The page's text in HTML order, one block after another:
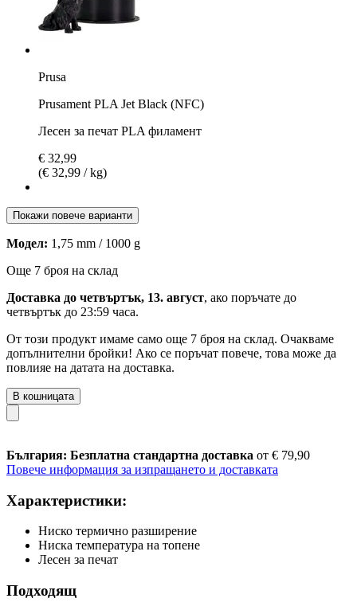
Prusa
Prusament PLA Jet Black (NFC)
Лесен за печат PLA филамент
€ 32,99
(€ 32,99 / kg)
Покажи повече варианти
Модел: 1,75 mm / 1000 g
Още 7 броя на склад
Доставка до четвъртък, 13. август, ако поръчате до
четвъртък до 23:59 часа.
От този продукт имаме само още 7 броя на склад. Очакваме
допълнителни бройки! Ако се поръчат повече, това може да
повлияе на датата на доставка.
В кошницата
България: Безплатна стандартна доставка от € 79,90
Повече информация за изпращането и доставката
Характеристики:
Ниско термично разширение
Ниска температура на топене
Лесен за печат
Подходящ